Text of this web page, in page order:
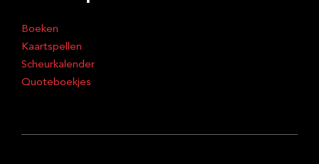
Boeken
Kaartspellen
Scheurkalender
Quoteboekjes